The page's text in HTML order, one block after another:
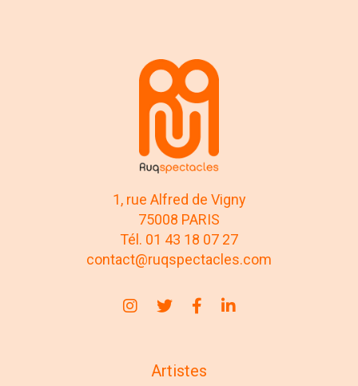
1, rue Alfred de Vigny
75008 PARIS
Tél. 01 43 18 07 27
contact@ruqspectacles.com
Artistes